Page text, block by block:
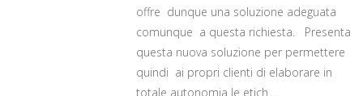
offre dunque una soluzione adeguata
comunque a questa richiesta. Presenta
questa nuova soluzione per permettere
quindi ai propri clienti di elaborare in
totale autonomia le etich...